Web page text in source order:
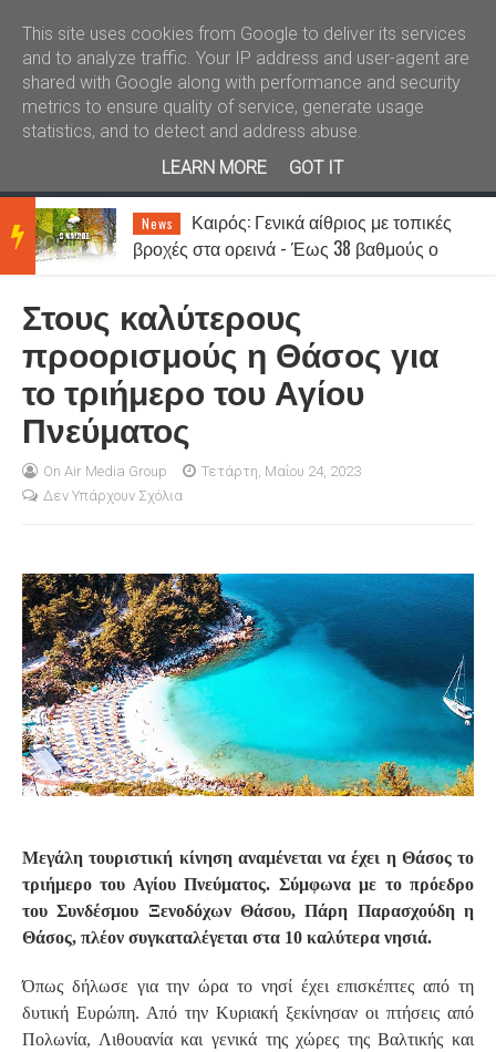
Καλώς ήλθατε Kral News
BRE
AKIN
NEW
News
Καιρός: Γενικά αίθριος με τοπικές
βροχές στα ορεινά - Έως 38 βαθμούς ο
Στους καλύτερους
προορισμούς η Θάσος για
το τριήμερο του Αγίου
Πνεύματος
On Air Media Group
Τετάρτη, Μαΐου 24, 2023
Δεν Υπάρχουν Σχόλια
Μεγάλη τουριστική κίνηση αναμένεται να έχει η Θάσος το
τριήμερο του Αγίου Πνεύματος. Σύμφωνα με το πρόεδρο
του Συνδέσμου Ξενοδόχων Θάσου, Πάρη Παρασχούδη η
Θάσος, πλέον συγκαταλέγεται στα 10 καλύτερα νησιά.
Όπως δήλωσε για την ώρα το νησί έχει επισκέπτες από τη
δυτική Ευρώπη. Από την Κυριακή ξεκίνησαν οι πτήσεις από
Πολωνία, Λιθουανία και γενικά της χώρες της Βαλτικής και
This site uses cookies from Google to deliver its services
and to analyze traffic. Your IP address and user-agent are
shared with Google along with performance and security
metrics to ensure quality of service, generate usage
statistics, and to detect and address abuse.
LEARN MORE
GOT IT